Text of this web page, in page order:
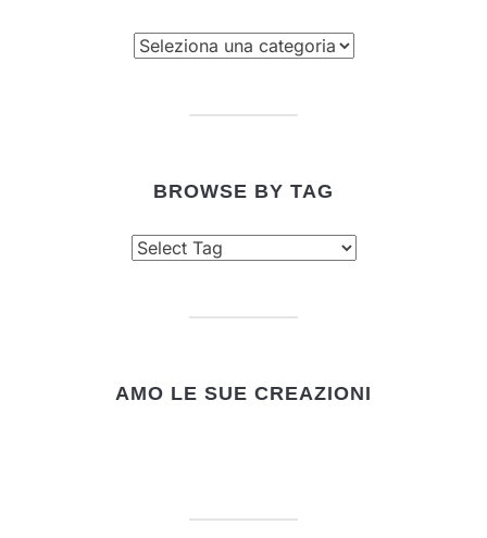
BROWSE BY TAG
AMO LE SUE CREAZIONI